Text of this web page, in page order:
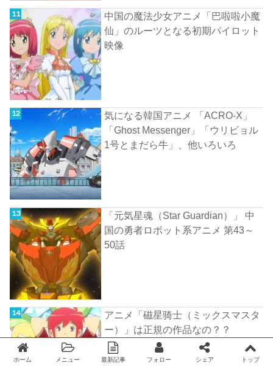
中国の魔法少女アニメ「巴啦啦小魔
仙」のルーツとなる初期パイロット
映像
気になる韓国アニメ 「ACRO-X」
「Ghost Messenger」「ウリビョル
1号とまだら牛」、他いろいろ
「元気星魂（Star Guardian）」 中
国の勇者ロボット系アニメ 第43～
50話
アニメ「磁星骑士（ミックスマスタ
ー）」は正規の作品なの？？
ホーム メニュー 最新記事 フォロー シェア トップ
Twitter facebook